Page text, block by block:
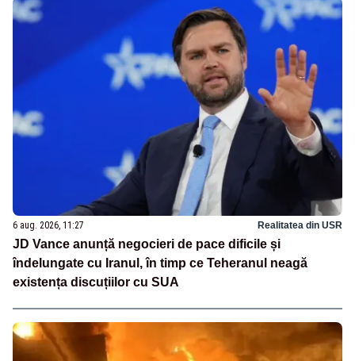
6 aug. 2026, 11:27 Realitatea din USR
JD Vance anunță negocieri de pace dificile și
îndelungate cu Iranul, în timp ce Teheranul neagă
existența discuțiilor cu SUA